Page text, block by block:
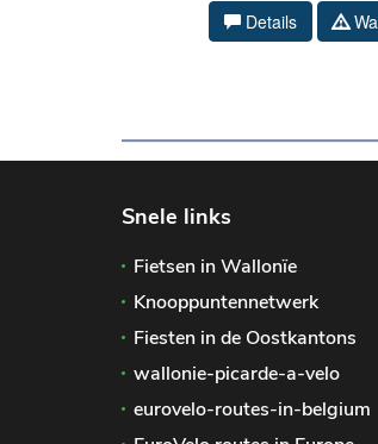
Details
Snele links
Fietsen in Wallonïe
Knooppuntennetwerk
Fiesten in de Oostkantons
wallonie-picarde-a-velo
eurovelo-routes-in-belgium